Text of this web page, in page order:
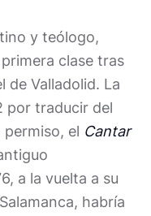
y teólogo,
clase tras
de Valladolid. La
por traducir del
el Cantar
a la vuelta a su
habría